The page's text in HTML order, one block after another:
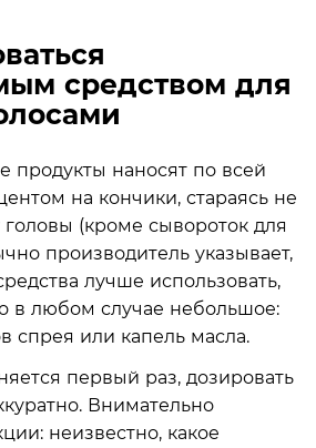
средством для
продукты наносят по всей
на кончики, стараясь не
головы (кроме сывороток для
производитель указывает,
лучше использовать,
в любом случае небольшое:
спрея или капель масла.
первый раз, дозировать
Внимательно
неизвестно, какое